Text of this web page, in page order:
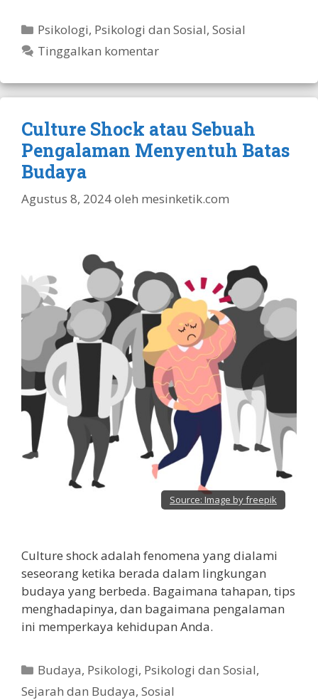
Kategori
Psikologi, Psikologi dan Sosial,Sosial
Tinggalkan komentar
Culture Shock atau Sebuah
Pengalaman Menyentuh Batas
Budaya
Agustus 8, 2024oleh mesinketik.com
Source: Image by freepik
Culture shock adalah fenomena yang dialami
seseorang ketika berada dalam lingkungan
budaya yang berbeda. Bagaimana tahapan, tips
menghadapinya, dan bagaimana pengalaman
ini memperkaya kehidupan Anda.
Kategori
Budaya, Psikologi, Psikologi dan Sosial,
Sejarah dan Budaya, Sosial